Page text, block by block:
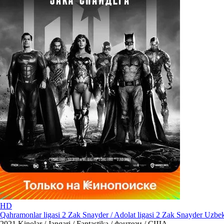
HD
Qahramonlar ligasi 2 Zak Snayder / Adolat ligasi 2 Zak Snayder